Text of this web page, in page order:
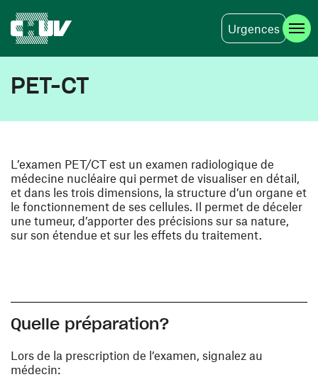
Urgences
PET-CT
L’examen PET/CT est un examen radiologique de
médecine nucléaire qui permet de visualiser en détail,
et dans les trois dimensions, la structure d’un organe et
le fonctionnement de ses cellules. Il permet de déceler
une tumeur, d’apporter des précisions sur sa nature,
sur son étendue et sur les effets du traitement.
Quelle préparation?
Lors de la prescription de l’examen, signalez au
médecin: